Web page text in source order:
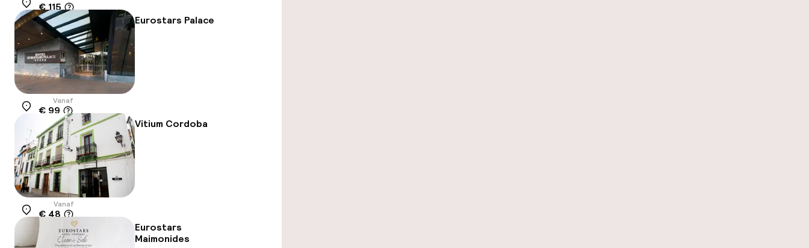
Locatie
€ 115
Eurostars Palace
Locatie
Vanaf
€ 99
Vitium Cordoba
Locatie
Vanaf
€ 48
Eurostars
Maimonides